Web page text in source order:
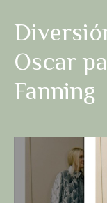
Oscar
Fanning